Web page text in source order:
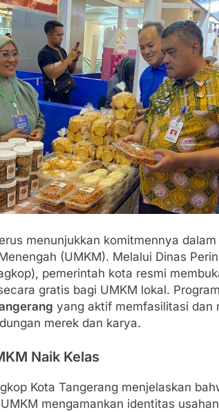
menunjukkan komitmennya
(UMKM). Melalui Dinas
pemerintah kota resmi
gratis bagi UMKM lokal.
yang aktif memfasilitasi dan
merek dan karya.
Naik Kelas
Kota Tangerang menjelaskan
mengamankan identitas